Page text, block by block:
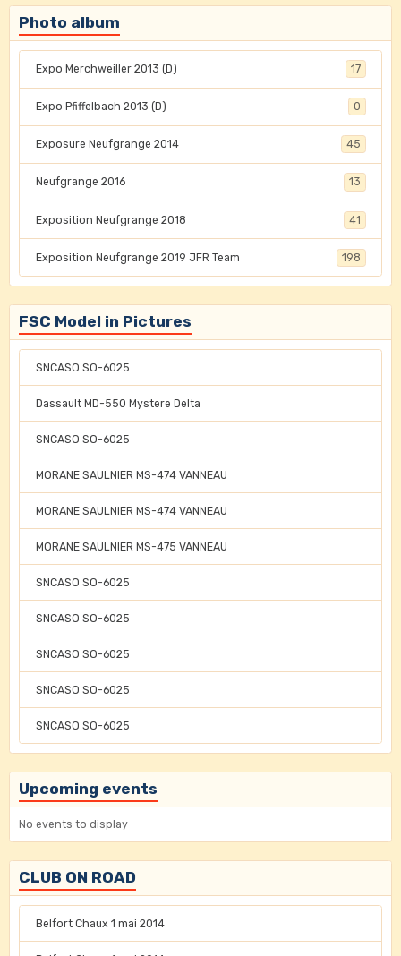
Photo album
Expo Merchweiller 2013 (D) 17
Expo Pfiffelbach 2013 (D) 0
Exposure Neufgrange 2014 45
Neufgrange 2016 13
Exposition Neufgrange 2018 41
Exposition Neufgrange 2019 JFR Team 198
FSC Model in Pictures
SNCASO SO-6025
Dassault MD-550 Mystere Delta
SNCASO SO-6025
MORANE SAULNIER MS-474 VANNEAU
MORANE SAULNIER MS-474 VANNEAU
MORANE SAULNIER MS-475 VANNEAU
SNCASO SO-6025
SNCASO SO-6025
SNCASO SO-6025
SNCASO SO-6025
SNCASO SO-6025
Upcoming events
No events to display
CLUB ON ROAD
Belfort Chaux 1 mai 2014